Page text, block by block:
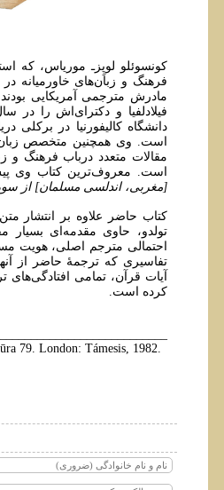
کونسوئلو لوپِزـ‌ موریاس، که
فرهنگ و زبان‌های خاورمیانه در
دانشگاه کالیفورنیا در
است. وی همچنین متخصص زبان
مقالات متعدد درباب فرهنگ و
است. معروف‌ترین کتاب وی
[مغربی، اندلسی مسلمان] از
تولدو، حاوی مقدمه‌ای
احتمالی مترجم اصلی، هویت
تفاسیری که ترجمۀ حاضر از
آیات قرآن، تمامی
کرده است.
79. London: Támesis, 1982.